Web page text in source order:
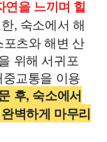
연을 느끼며 힐
, 숙소에서 해
츠와 해변 산
위해 서귀포
교통을 이용
후, 숙소에서
벽하게 마무리